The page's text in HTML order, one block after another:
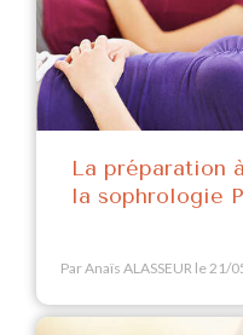
La préparation
la sophrologie
Par Anaïs ALASSEUR le 21/